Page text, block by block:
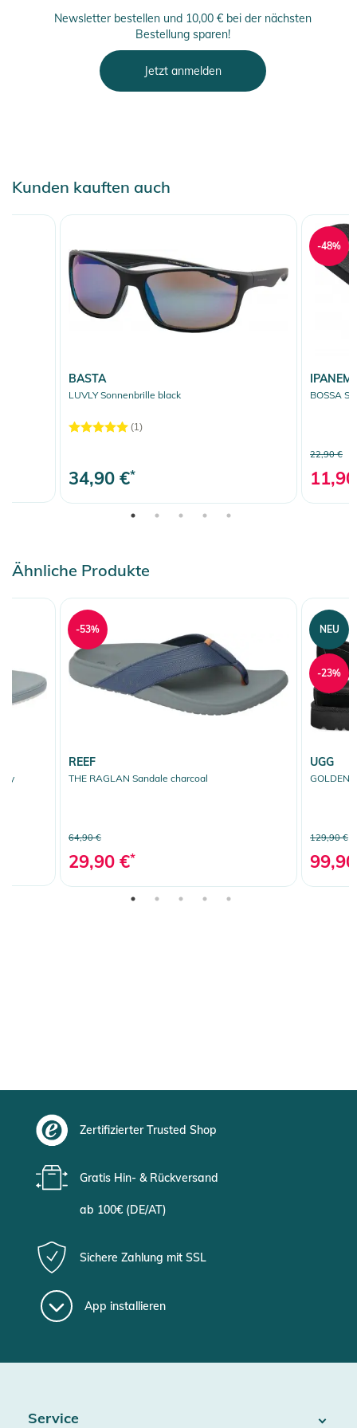
Produktinformationen und
Sicherheitshinweise
Newsletter bestellen und 10,00 € bei der nächsten
Bestellung sparen!
Jetzt anmelden
Kunden kauften auch
BASTA
LUVLY Sonnenbrille black
(1)
34,90 €*
BOSSA
22,90 €
-48%
Ähnliche Produkte
REEF
THE RAGLAN Sandale charcoal
64,90 €
29,90 €*
-53%
UGG
129,90 €
NEU
-23%
Zertifizierter Trusted Shop
Gratis Hin- & Rückversand
ab 100€ (DE/AT)
Sichere Zahlung mit SSL
App installieren
Service